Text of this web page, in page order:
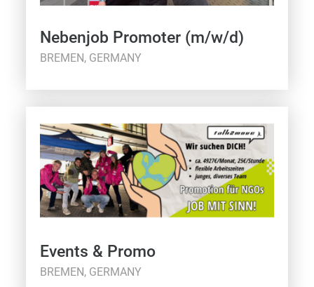
Nebenjob Promoter (m/w/d)
BREMEN, GERMANY
Events & Promo
BREMEN, GERMANY